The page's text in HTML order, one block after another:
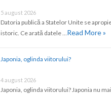
5 august 2026
Datoria publică a Statelor Unite se
istoric. Ce arată datele …Read More »
Japonia, oglinda viitorului?
4 august 2026
Japonia, oglinda viitorului? Japonia nu